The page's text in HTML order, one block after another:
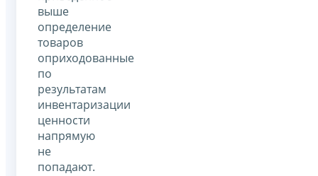
выше
определение
товаров
оприходованные
по
результатам
инвентаризации
ценности
напрямую
не
попадают.